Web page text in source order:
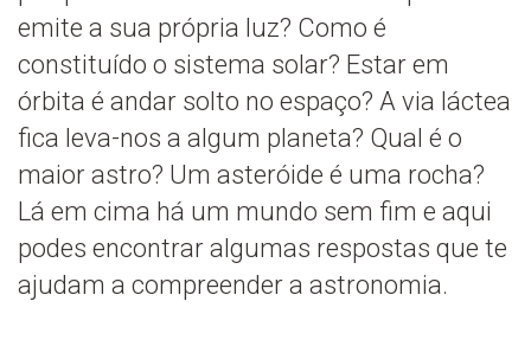
emite a sua própria luz? Como é
constituído o sistema solar? Estar em
órbita é andar solto no espaço? A via láctea
fica leva-nos a algum planeta? Qual é o
maior astro? Um asteróide é uma rocha?
Lá em cima há um mundo sem fim e aqui
podes encontrar algumas respostas que te
ajudam a compreender a astronomia.